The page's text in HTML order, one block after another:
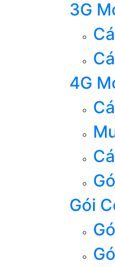
3G
4G
Gói